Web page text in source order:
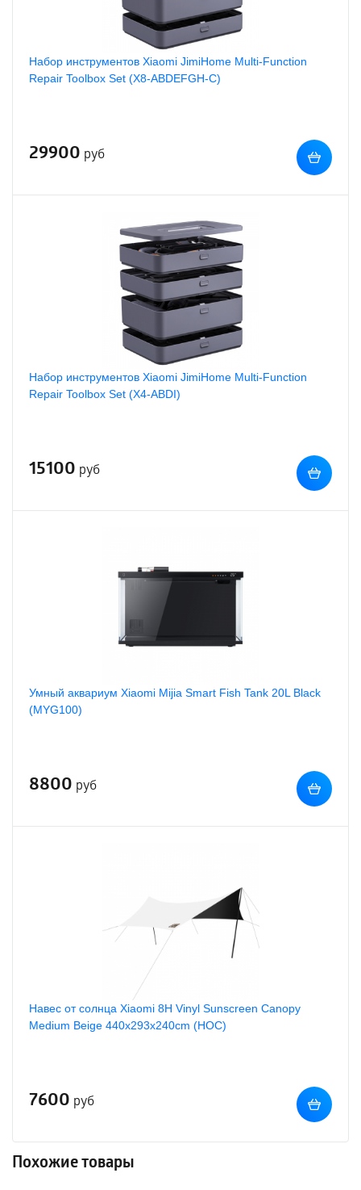
Набор инструментов Xiaomi JimiHome Multi-Function
Repair Toolbox Set (X8-ABDEFGH-C)
29900 руб
Набор инструментов Xiaomi JimiHome Multi-Function
Repair Toolbox Set (X4-ABDI)
15100 руб
Умный аквариум Xiaomi Mijia Smart Fish Tank 20L Black
(MYG100)
8800 руб
Навес от солнца Xiaomi 8H Vinyl Sunscreen Canopy
Medium Beige 440x293x240cm (HOC)
7600 руб
Похожие товары